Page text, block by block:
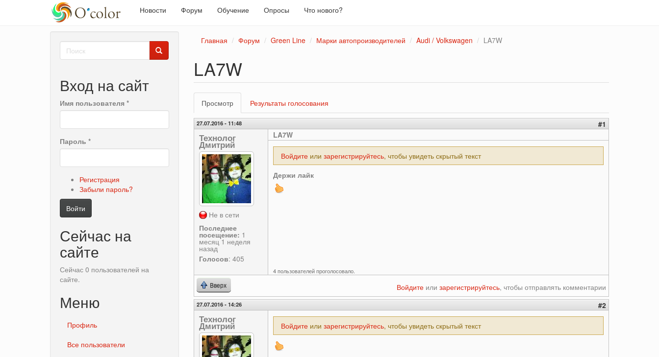
Новости Форум Обучение Опросы Что нового?
Форма
поиска
Вход на сайт
Имя пользователя *
Пароль *
Регистрация
Забыли пароль?
Войти
Сейчас на
сайте
Сейчас 0 пользователей на
сайте.
Меню
Профиль
Все пользователи
Главная Форум Green Line Марки автопроизводителей Audi / Volkswagen LA7W
LA7W
Главные
вкладки
Просмотр(активная
вкладка)
Результаты голосования
27.07.2016 - 11:48 #1
Технолог
Дмитрий
Не в сети
Последнее
посещение: 1
месяц 1 неделя
назад
Голосов: 405
LA7W
Войдитеили зарегистрируйтесь, чтобы увидеть скрытый текст
Держи лайк
4 пользователей проголосовало.
Вверх Войдите или зарегистрируйтесь, чтобы отправлять комментарии
27.07.2016 - 14:26 #2
Технолог
Дмитрий Войдитеили зарегистрируйтесь, чтобы увидеть скрытый текст